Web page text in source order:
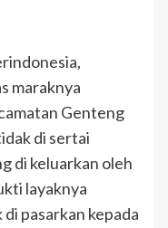
maraknya
Genteng
di sertai
di keluarkan oleh
layaknya
pasarkan kepada